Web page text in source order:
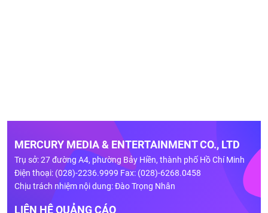
MERCURY MEDIA & ENTERTAINMENT CO., LTD
Trụ sở: 27 đường A4, phường Bảy Hiền, thành phố Hồ Chí Minh
Điện thoại: (028)-2236.9999 Fax: (028)-6268.0458
Chịu trách nhiệm nội dung: Đào Trọng Nhân
LIÊN HỆ QUẢNG CÁO